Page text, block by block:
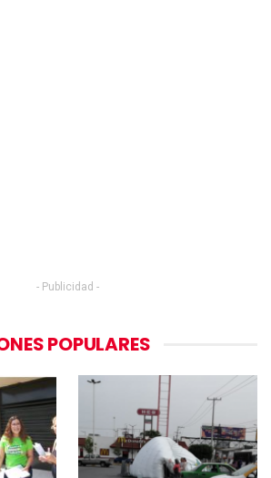
- Publicidad -
POPULARES